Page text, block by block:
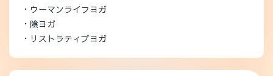
・ウーマンライフヨガ
・陰ヨガ
・リストラティブヨガ